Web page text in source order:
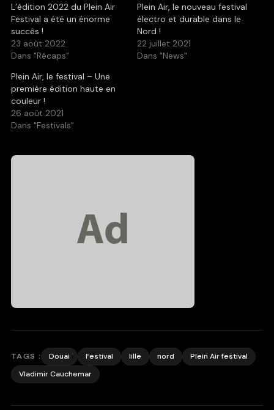
L’édition 2022 du Plein Air
Festival a été un énorme
succès !
23 août 2022
Dans "Récaps"
Plein Air, le nouveau festival
électro et durable dans le
Nord !
22 juillet 2021
Dans "News"
Plein Air, le festival – Une
première édition haute en
couleur !
26 août 2021
Dans "Festivals"
TAGS : Douai Festival lille nord
Plein Air festival
Vladimir Cauchemar